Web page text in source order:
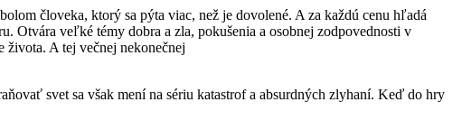
človeka, ktorý sa pýta viac, než je dovolené. A za každú cenu hľadá
Otvára veľké témy dobra a zla, pokušenia a osobnej zodpovednosti v
života. A tej večnej nekonečnej
svet sa však mení na sériu katastrof a absurdných zlyhaní. Keď do hry